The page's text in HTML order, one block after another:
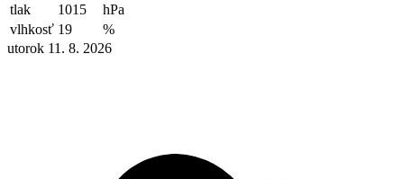
tlak
1015
hPa
vlhkosť 19
%
utorok 11. 8. 2026